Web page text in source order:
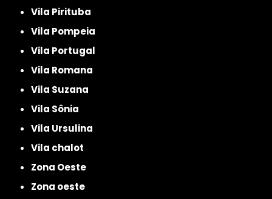
Vila Pirituba
Vila Pompeia
Vila Portugal
Vila Romana
Vila Suzana
Vila Sônia
Vila Ursulina
Vila chalot
Zona Oeste
Zona oeste